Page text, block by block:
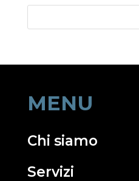
MENU
Chi siamo
Servizi